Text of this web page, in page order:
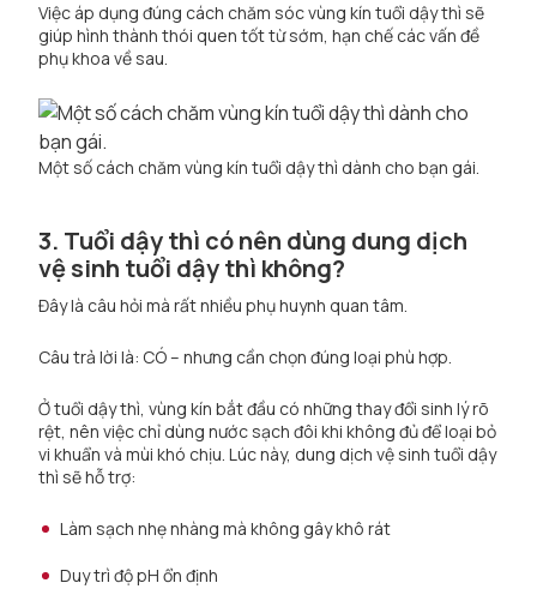
Việc áp dụng đúng cách chăm sóc vùng kín tuổi dậy thì sẽ
giúp hình thành thói quen tốt từ sớm, hạn chế các vấn đề
phụ khoa về sau.
Một số cách chăm vùng kín tuổi dậy thì dành cho bạn gái.
3. Tuổi dậy thì có nên dùng dung dịch
vệ sinh tuổi dậy thì không?
Đây là câu hỏi mà rất nhiều phụ huynh quan tâm.
Câu trả lời là: CÓ – nhưng cần chọn đúng loại phù hợp.
Ở tuổi dậy thì, vùng kín bắt đầu có những thay đổi sinh lý rõ
rệt, nên việc chỉ dùng nước sạch đôi khi không đủ để loại bỏ
vi khuẩn và mùi khó chịu. Lúc này, dung dịch vệ sinh tuổi dậy
thì sẽ hỗ trợ:
Làm sạch nhẹ nhàng mà không gây khô rát
Duy trì độ pH ổn định